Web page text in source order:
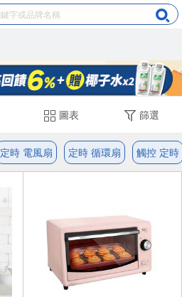
圖表 篩選
定時 電風扇 定時 循環扇 觸控 定時